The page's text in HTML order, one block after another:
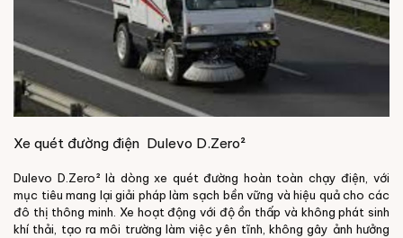
Xe quét đường điện Dulevo D.Zero²
Dulevo D.Zero² là dòng xe quét đường hoàn toàn chạy điện, với
mục tiêu mang lại giải pháp làm sạch bền vững và hiệu quả cho các
đô thị thông minh. Xe hoạt động với độ ồn thấp và không phát sinh
khí thải, tạo ra môi trường làm việc yên tĩnh, không gây ảnh hưởng